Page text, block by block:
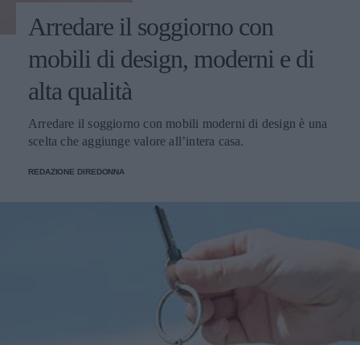
Arredare il soggiorno con
mobili di design, moderni e di
alta qualità
Arredare il soggiorno con mobili moderni di design è una
scelta che aggiunge valore all’intera casa.
REDAZIONE DIREDONNA